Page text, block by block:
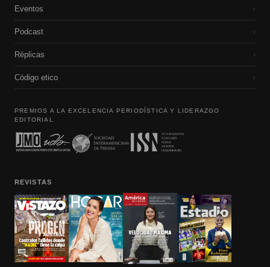
Eventos ›
Podcast ›
Réplicas ›
Código etico ›
PREMIOS A LA EXCELENCIA PERIODÍSTICA Y LIDERAZGO
EDITORIAL
REVISTAS